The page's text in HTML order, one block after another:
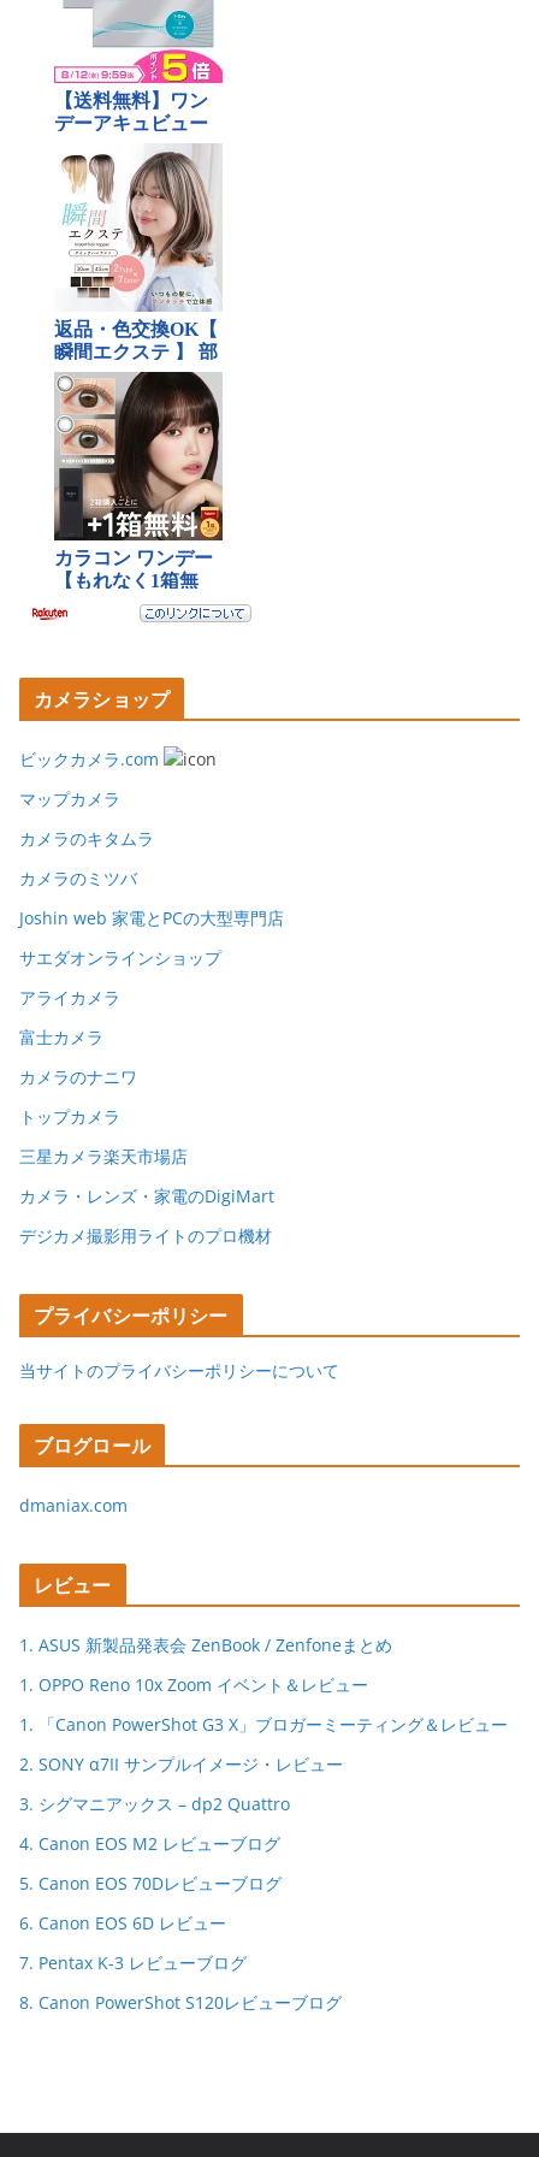
カメラショップ
ビックカメラ.com
マップカメラ
カメラのキタムラ
カメラのミツバ
Joshin web 家電とPCの大型専門店
サエダオンラインショップ
アライカメラ
富士カメラ
カメラのナニワ
トップカメラ
三星カメラ楽天市場店
カメラ・レンズ・家電のDigiMart
デジカメ撮影用ライトのプロ機材
プライバシーポリシー
当サイトのプライバシーポリシーについて
ブログロール
dmaniax.com
レビュー
1. ASUS 新製品発表会 ZenBook / Zenfoneまとめ
1. OPPO Reno 10x Zoom イベント＆レビュー
1. 「Canon PowerShot G3 X」ブロガーミーティング＆レビュー
2. SONY α7II サンプルイメージ・レビュー
3. シグマニアックス – dp2 Quattro
4. Canon EOS M2 レビューブログ
5. Canon EOS 70Dレビューブログ
6. Canon EOS 6D レビュー
7. Pentax K-3 レビューブログ
8. Canon PowerShot S120レビューブログ